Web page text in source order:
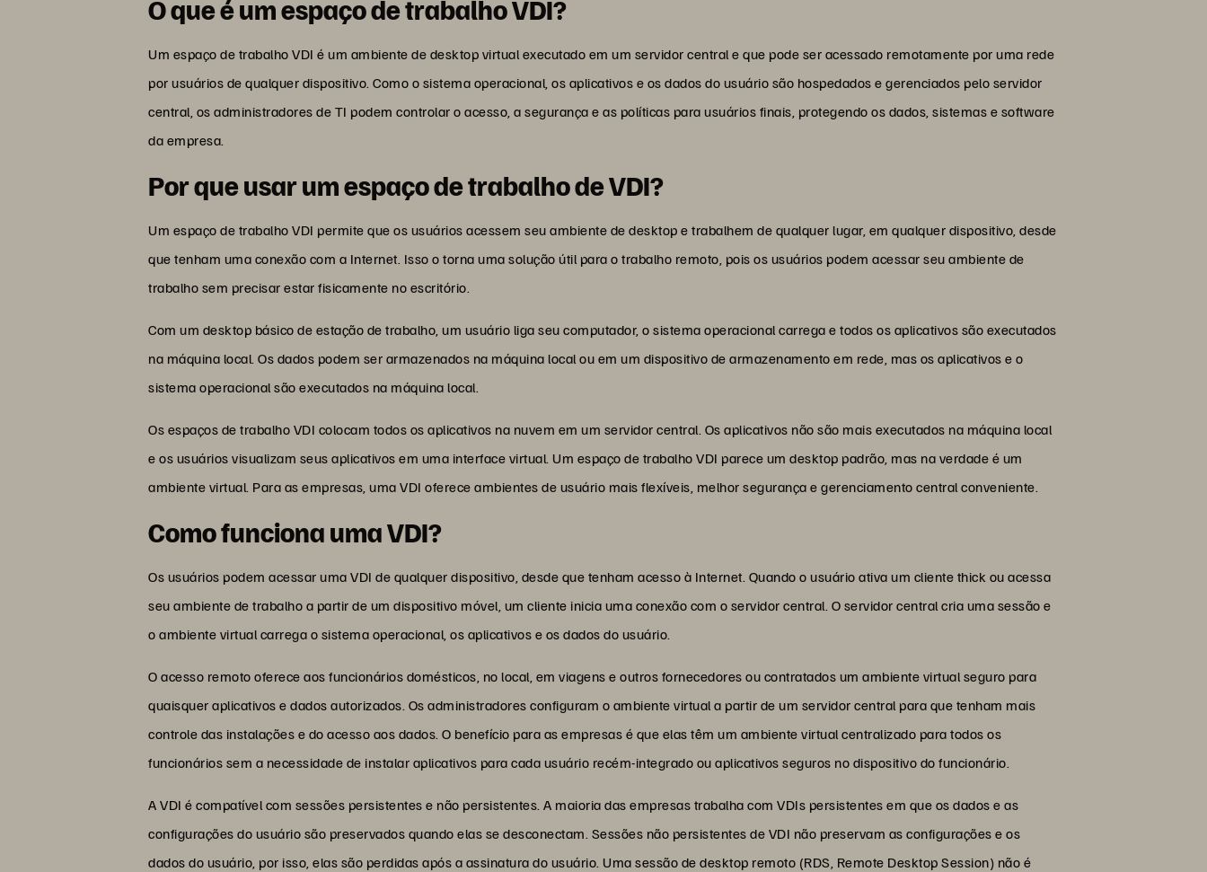
O que é um espaço de trabalho VDI?
Um espaço de trabalho VDI é um ambiente de desktop virtual executado em um servidor central e que pode ser acessado remotamente por uma rede
por usuários de qualquer dispositivo. Como o sistema operacional, os aplicativos e os dados do usuário são hospedados e gerenciados pelo servidor
central, os administradores de TI podem controlar o acesso, a segurança e as políticas para usuários finais, protegendo os dados, sistemas e software
da empresa.
Por que usar um espaço de trabalho de VDI?
Um espaço de trabalho VDI permite que os usuários acessem seu ambiente de desktop e trabalhem de qualquer lugar, em qualquer dispositivo, desde
que tenham uma conexão com a Internet. Isso o torna uma solução útil para o trabalho remoto, pois os usuários podem acessar seu ambiente de
trabalho sem precisar estar fisicamente no escritório.
Com um desktop básico de estação de trabalho, um usuário liga seu computador, o sistema operacional carrega e todos os aplicativos são executados
na máquina local. Os dados podem ser armazenados na máquina local ou em um dispositivo de armazenamento em rede, mas os aplicativos e o
sistema operacional são executados na máquina local.
Os espaços de trabalho VDI colocam todos os aplicativos na nuvem em um servidor central. Os aplicativos não são mais executados na máquina local
e os usuários visualizam seus aplicativos em uma interface virtual. Um espaço de trabalho VDI parece um desktop padrão, mas na verdade é um
ambiente virtual. Para as empresas, uma VDI oferece ambientes de usuário mais flexíveis, melhor segurança e gerenciamento central conveniente.
Como funciona uma VDI?
Os usuários podem acessar uma VDI de qualquer dispositivo, desde que tenham acesso à Internet. Quando o usuário ativa um cliente thick ou acessa
seu ambiente de trabalho a partir de um dispositivo móvel, um cliente inicia uma conexão com o servidor central. O servidor central cria uma sessão e
o ambiente virtual carrega o sistema operacional, os aplicativos e os dados do usuário.
O acesso remoto oferece aos funcionários domésticos, no local, em viagens e outros fornecedores ou contratados um ambiente virtual seguro para
quaisquer aplicativos e dados autorizados. Os administradores configuram o ambiente virtual a partir de um servidor central para que tenham mais
controle das instalações e do acesso aos dados. O benefício para as empresas é que elas têm um ambiente virtual centralizado para todos os
funcionários sem a necessidade de instalar aplicativos para cada usuário recém-integrado ou aplicativos seguros no dispositivo do funcionário.
A VDI é compatível com sessões persistentes e não persistentes. A maioria das empresas trabalha com VDIs persistentes em que os dados e as
configurações do usuário são preservados quando elas se desconectam. Sessões não persistentes de VDI não preservam as configurações e os
dados do usuário, por isso, elas são perdidas após a assinatura do usuário. Uma sessão de desktop remoto (RDS, Remote Desktop Session) não é